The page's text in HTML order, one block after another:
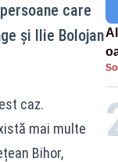
care
și Ilie Bolojan
caz.
mai multe
Bihor,
la